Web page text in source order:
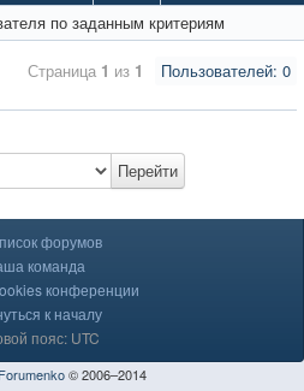
по заданным критериям
Пользователей: 0
Страница 1 из 1
Перейти
форумов
команда
конференции
к началу
пояс: UTC
Forumenko© 2006–2014